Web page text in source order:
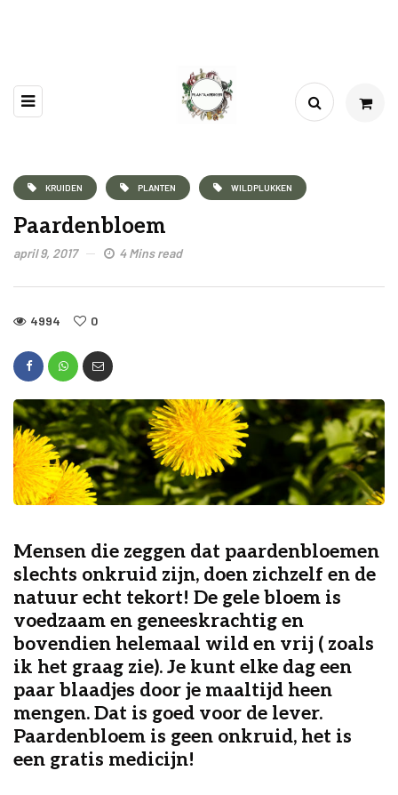
KRUIDEN PLANTEN WILDPLUKKEN
Paardenbloem
april 9, 2017 4 Mins read
4994 0
Mensen die zeggen dat paardenbloemen
slechts onkruid zijn, doen zichzelf en de
natuur echt tekort! De gele bloem is
voedzaam en geneeskrachtig en
bovendien helemaal wild en vrij ( zoals
ik het graag zie). Je kunt elke dag een
paar blaadjes door je maaltijd heen
mengen. Dat is goed voor de lever.
Paardenbloem is geen onkruid, het is
een gratis medicijn!